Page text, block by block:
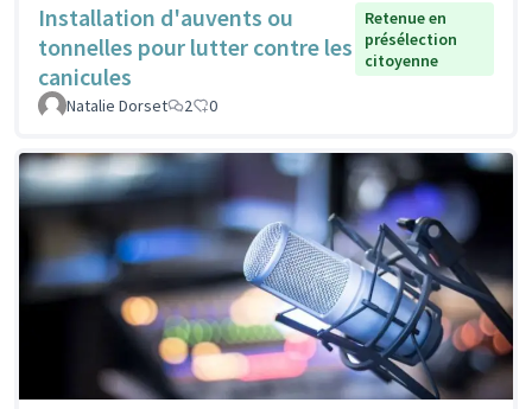
Installation d'auvents ou
tonnelles pour lutter contre les
canicules
Retenue en
présélection
citoyenne
Natalie Dorset 2 0